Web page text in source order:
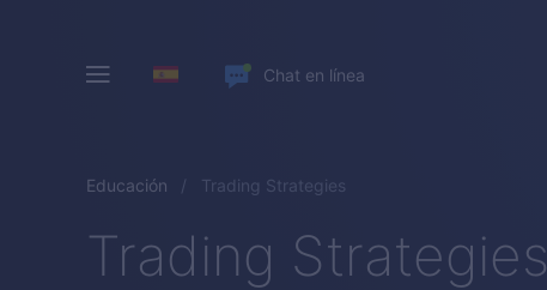
Chat en línea
Educación Trading Strategies
Trading Strategies